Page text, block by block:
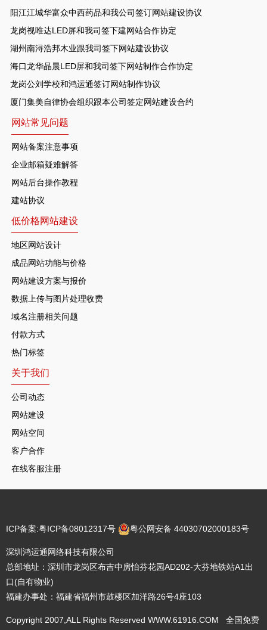
阳江江城华富众中西药品和我公司签订网站建设协议
龙岗视唯达LED屏和我司签下建网站合作协定
湖州南浔浩邦木业跟我司签下网站建设协议
海口龙华晶晨LED屏和我司签下网站制作合作协定
龙岗公刘学校和鸿运通签订网站制作协议
厦门集美自律协会组织跟本公司签定网站建设合约
网站常见问题
网站备案注意事项
企业邮箱疑难解答
网站后台操作教程
建站协议
低价格网站建设
地区网站设计
成品网站功能与价格
网站建设方案与报价
数据上传与图片处理收费
域名注册相关问题
付款方式
热门标签
关于我们
公司动态
网站建设
网站空间
客户合作
在线客服注册
ICP备案:粤ICP备08012317号 粤公网安备 44030702000183号
深圳鸿运通网络科技有限公司
总部地址：深圳市龙岗区布吉中房怡芬花园AD202-大芬地铁站A1出
口(自有物业)
福建办事处：福建省福州市鼓楼区加洋路26号4座103
Copyright 2007,ALL Rights Reserved WWW.61916.COM 全国免费